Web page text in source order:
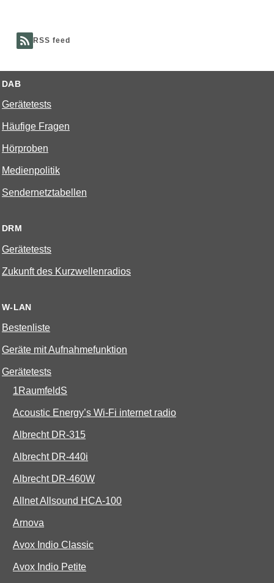
RSS feed
DAB
Gerätetests
Häufige Fragen
Hörproben
Medienpolitik
Sendernetztabellen
DRM
Gerätetests
Zukunft des Kurzwellenradios
W-LAN
Bestenliste
Geräte mit Aufnahmefunktion
Gerätetests
1RaumfeldS
Acoustic Energy’s Wi-Fi internet radio
Albrecht DR-315
Albrecht DR-440i
Albrecht DR-460W
Allnet Allsound HCA-100
Arnova
Avox Indio Classic
Avox Indio Petite